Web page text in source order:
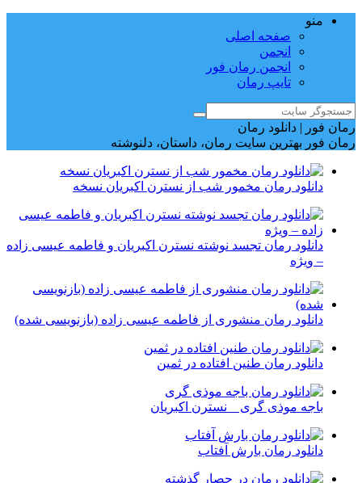
منو
صفحه اصلی
انجمن
انجمن رمان فور
تایپ رمان
رمان فور | دانلود رمان
رمان فور بهترین سایت رمان، داستان، دلنوشته
دانلود رمان مخمور شب از نسترن اکبریان نسخه
دانلود رمان تجسد نوشته نسترن اکبریان و فاطمه عیسی زاده
– ویژه
دانلود رمان منشوری از فاطمه عیسی زاده (بازنویسی شده)
دانلود رمان طنین افتاده در ثمین
باجه موذی گری _ نسترن اکبریان
دانلود رمان بارش آفتاب